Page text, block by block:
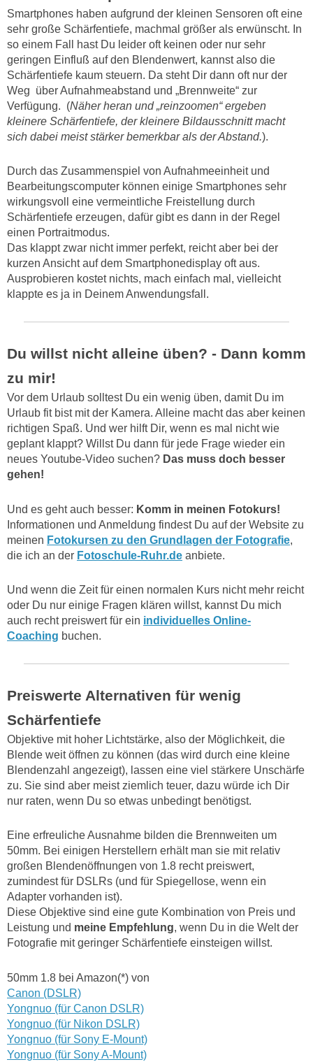
Smartphones haben aufgrund der kleinen Sensoren oft eine
sehr große Schärfentiefe, machmal größer als erwünscht. In
so einem Fall hast Du leider oft keinen oder nur sehr
geringen Einfluß auf den Blendenwert, kannst also die
Schärfentiefe kaum steuern. Da steht Dir dann oft nur der
Weg über Aufnahmeabstand und „Brennweite“ zur
Verfügung. (Näher heran und „reinzoomen“ ergeben
kleinere Schärfentiefe, der kleinere Bildausschnitt macht
sich dabei meist stärker bemerkbar als der Abstand.).
Durch das Zusammenspiel von Aufnahmeeinheit und
Bearbeitungscomputer können einige Smartphones sehr
wirkungsvoll eine vermeintliche Freistellung durch
Schärfentiefe erzeugen, dafür gibt es dann in der Regel
einen Portraitmodus.
Das klappt zwar nicht immer perfekt, reicht aber bei der
kurzen Ansicht auf dem Smartphonedisplay oft aus.
Ausprobieren kostet nichts, mach einfach mal, vielleicht
klappte es ja in Deinem Anwendungsfall.
Du willst nicht alleine üben? - Dann komm
zu mir!
Vor dem Urlaub solltest Du ein wenig üben, damit Du im
Urlaub fit bist mit der Kamera. Alleine macht das aber keinen
richtigen Spaß. Und wer hilft Dir, wenn es mal nicht wie
geplant klappt? Willst Du dann für jede Frage wieder ein
neues Youtube-Video suchen? Das muss doch besser
gehen!
Und es geht auch besser: Komm in meinen Fotokurs!
Informationen und Anmeldung findest Du auf der Website zu
meinen Fotokursen zu den Grundlagen der Fotografie,
die ich an der Fotoschule-Ruhr.de anbiete.
Und wenn die Zeit für einen normalen Kurs nicht mehr reicht
oder Du nur einige Fragen klären willst, kannst Du mich
auch recht preiswert für ein individuelles Online-
Coaching buchen.
Preiswerte Alternativen für wenig
Schärfentiefe
Objektive mit hoher Lichtstärke, also der Möglichkeit, die
Blende weit öffnen zu können (das wird durch eine kleine
Blendenzahl angezeigt), lassen eine viel stärkere Unschärfe
zu. Sie sind aber meist ziemlich teuer, dazu würde ich Dir
nur raten, wenn Du so etwas unbedingt benötigst.
Eine erfreuliche Ausnahme bilden die Brennweiten um
50mm. Bei einigen Herstellern erhält man sie mit relativ
großen Blendenöffnungen von 1.8 recht preiswert,
zumindest für DSLRs (und für Spiegellose, wenn ein
Adapter vorhanden ist).
Diese Objektive sind eine gute Kombination von Preis und
Leistung und meine Empfehlung, wenn Du in die Welt der
Fotografie mit geringer Schärfentiefe einsteigen willst.
50mm 1.8 bei Amazon(*) von
Canon (DSLR)
Yongnuo (für Canon DSLR)
Yongnuo (für Nikon DSLR)
Yongnuo (für Sony E-Mount)
Yongnuo (für Sony A-Mount)